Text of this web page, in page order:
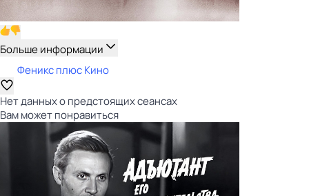
Больше информации
Феникс плюс Кино
Нет данных о предстоящих сеансах
Вам может понравиться